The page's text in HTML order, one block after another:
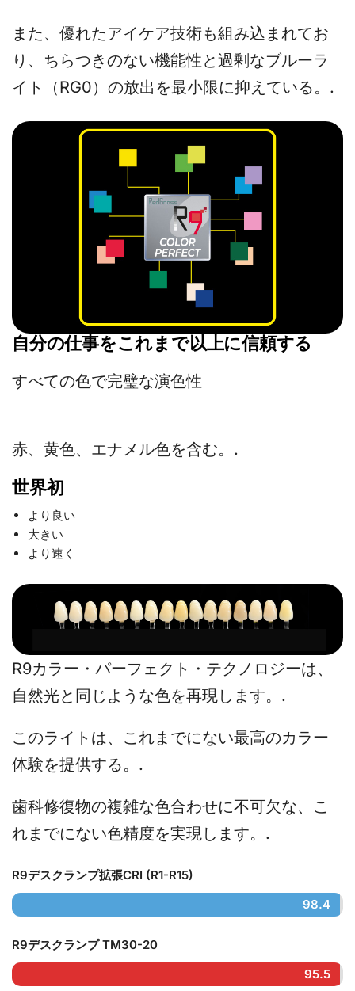
また、優れたアイケア技術も組み込まれてお
り、ちらつきのない機能性と過剰なブルーラ
イト（RG0）の放出を最小限に抑えている。.
自分の仕事をこれまで以上に信頼する
すべての色で完璧な演色性
赤、黄色、エナメル色を含む。.
世界初
より良い
大きい
より速く
R9カラー・パーフェクト・テクノロジーは、
自然光と同じような色を再現します。.
このライトは、これまでにない最高のカラー
体験を提供する。.
歯科修復物の複雑な色合わせに不可欠な、こ
れまでにない色精度を実現します。.
R9デスクランプ拡張CRI (R1-R15)
98.4
R9デスクランプ TM30-20
95.5